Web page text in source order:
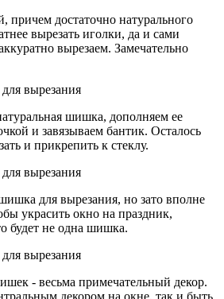
причем достаточно натурального
вырезать иголки, да и сами
вырезаем. Замечательно
шишка, дополняем ее
и завязываем бантик. Осталось
и прикрепить к стеклу.
для вырезания, но зато вполне
украсить окно на праздник,
будет не одна шишка.
- весьма примечательный декор.
декором на окне, так и быть